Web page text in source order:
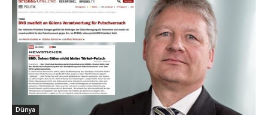
Dünya